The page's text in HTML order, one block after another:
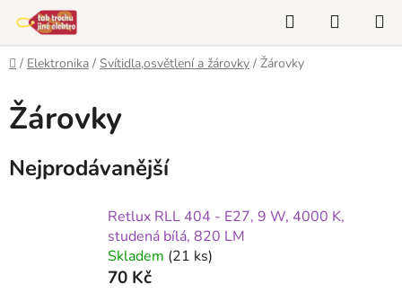
obsah
Hledat
KOŠÍK
Domů
/ Elektronika / Svítidla,osvětlení a žárovky / Žárovky
Žárovky
Nejprodávanější
Retlux RLL 404 - E27, 9 W, 4000 K,
studená bílá, 820 LM
Skladem (21 ks)
70 Kč